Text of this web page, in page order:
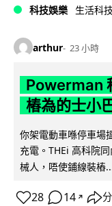
科技娛樂 生活科技
arthur 23 小時
Powerman
樁為的士小
你架電動車喺停車場
充電。THEi 高科院
械人，唔使鋪線裝樁
28 14 ↗